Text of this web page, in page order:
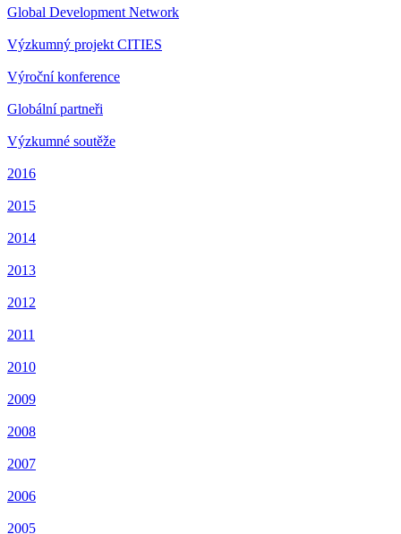
Global Development Network
Výzkumný projekt CITIES
Výroční konference
Globální partneři
Výzkumné soutěže
2016
2015
2014
2013
2012
2011
2010
2009
2008
2007
2006
2005